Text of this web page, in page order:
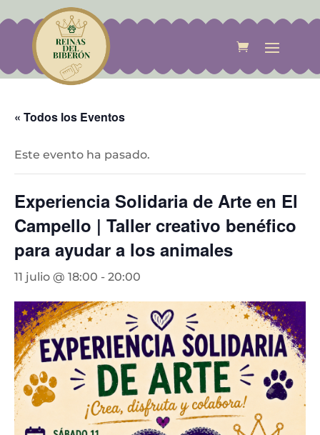
« Todos los Eventos
Este evento ha pasado.
Experiencia Solidaria de Arte en El
Campello | Taller creativo benéfico
para ayudar a los animales
11 julio @ 18:00 - 20:00